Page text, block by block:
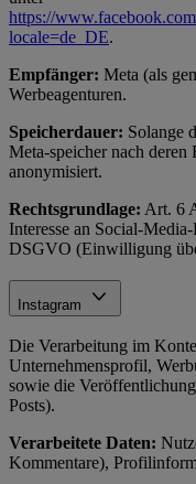
https://
locale=de_DE.
Empfänger: Meta (als
Werbeagenturen.
Speicherdauer: Solange
Meta-speicher nach
anonymisiert.
Rechtsgrundlage: Art. 6
Interesse an Social-
DSGVO (Einwilligung
Instagram
Die Verarbeitung im
Unternehmensprofil,
sowie die
Posts).
Verarbeitete Daten:
Kommentare),